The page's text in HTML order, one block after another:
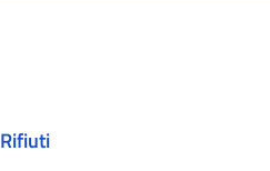
Rifiuti